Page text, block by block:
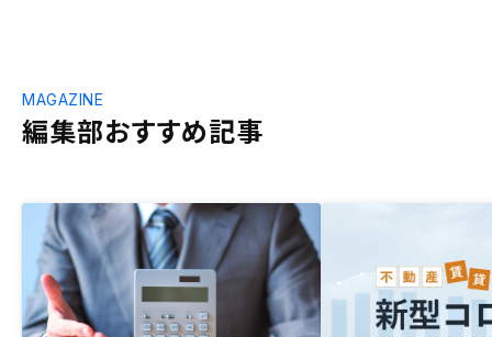
編集部おすすめ記事
MAGAZINE